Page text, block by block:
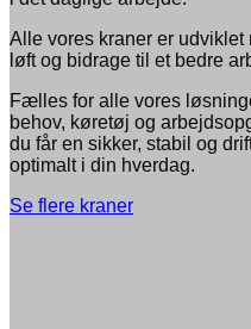
Alle vores kraner er udviklet
løft og bidrage til et bedre
Fælles for alle vores
behov, køretøj og
du får en sikker, stabil og
optimalt i din hverdag.
Se flere kraner